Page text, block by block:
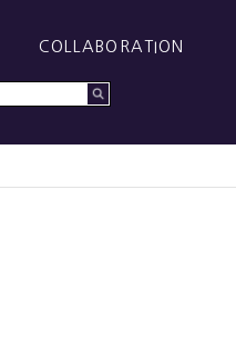
COLLABORATION